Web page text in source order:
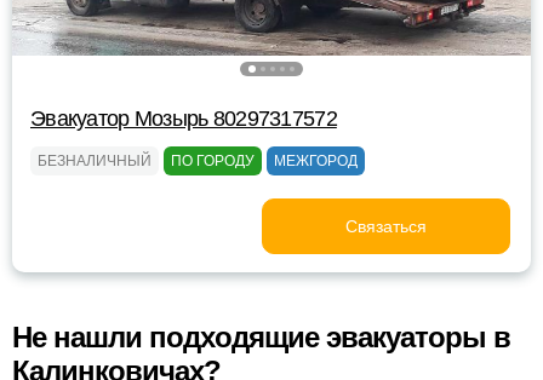
Эвакуатор Мозырь 80297317572
БЕЗНАЛИЧНЫЙ ПО ГОРОДУ МЕЖГОРОД
Связаться
Не нашли подходящие эвакуаторы в
Калинковичах?